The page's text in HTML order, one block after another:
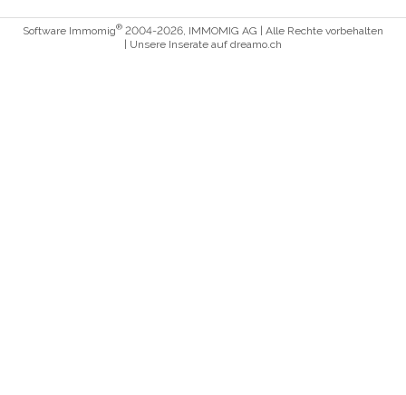
Software Immomig® 2004-2026, IMMOMIG AG | Alle Rechte vorbehalten
| Unsere Inserate auf dreamo.ch